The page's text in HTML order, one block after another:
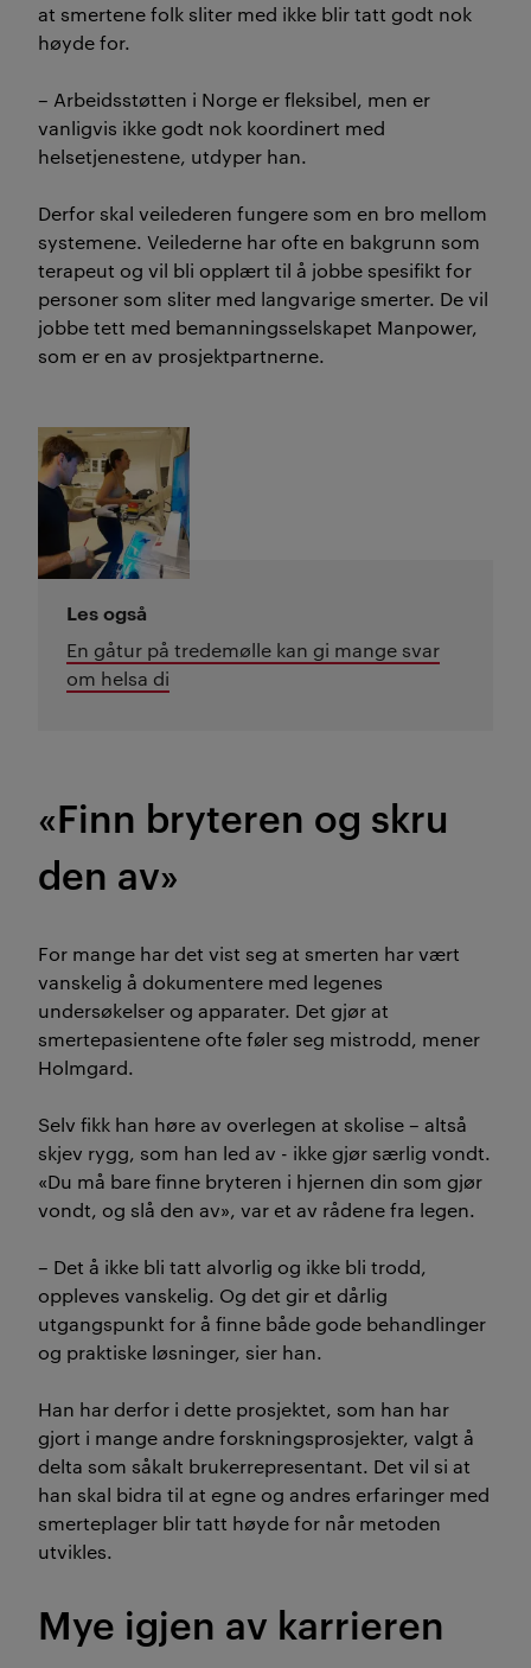
at smertene folk sliter med ikke blir tatt godt nok
høyde for.
– Arbeidsstøtten i Norge er fleksibel, men er
vanligvis ikke godt nok koordinert med
helsetjenestene, utdyper han.
Derfor skal veilederen fungere som en bro mellom
systemene. Veilederne har ofte en bakgrunn som
terapeut og vil bli opplært til å jobbe spesifikt for
personer som sliter med langvarige smerter. De vil
jobbe tett med bemanningsselskapet Manpower,
som er en av prosjektpartnerne.
Les også
En gåtur på tredemølle kan gi mange svar
om helsa di
«Finn bryteren og skru
den av»
For mange har det vist seg at smerten har vært
vanskelig å dokumentere med legenes
undersøkelser og apparater. Det gjør at
smertepasientene ofte føler seg mistrodd, mener
Holmgard.
Selv fikk han høre av overlegen at skolise – altså
skjev rygg, som han led av - ikke gjør særlig vondt.
«Du må bare finne bryteren i hjernen din som gjør
vondt, og slå den av», var et av rådene fra legen.
– Det å ikke bli tatt alvorlig og ikke bli trodd,
oppleves vanskelig. Og det gir et dårlig
utgangspunkt for å finne både gode behandlinger
og praktiske løsninger, sier han.
Han har derfor i dette prosjektet, som han har
gjort i mange andre forskningsprosjekter, valgt å
delta som såkalt brukerrepresentant. Det vil si at
han skal bidra til at egne og andres erfaringer med
smerteplager blir tatt høyde for når metoden
utvikles.
Mye igjen av karrieren